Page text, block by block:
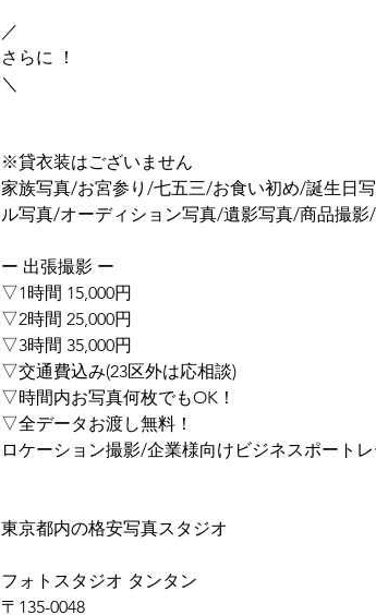
／
さらに ！
＼
※貸衣装はございません
家族写真/お宮参り/七五三/お食い初め/誕生日
ル写真/オーディション写真/遺影写真/商品撮
ー 出張撮影 ー
▽1時間 15,000円
▽2時間 25,000円
▽3時間 35,000円
▽交通費込み(23区外は応相談)
▽時間内お写真何枚でもOK！
▽全データお渡し無料！
ロケーション撮影/企業様向けビジネスポート
東京都内の格安写真スタジオ
フォトスタジオ タンタン
〒135-0048